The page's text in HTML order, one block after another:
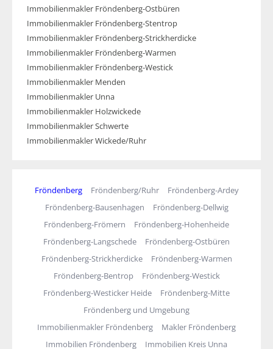
Immobilienmakler Fröndenberg-Ostbüren
Immobilienmakler Fröndenberg-Stentrop
Immobilienmakler Fröndenberg-Strickherdicke
Immobilienmakler Fröndenberg-Warmen
Immobilienmakler Fröndenberg-Westick
Immobilienmakler Menden
Immobilienmakler Unna
Immobilienmakler Holzwickede
Immobilienmakler Schwerte
Immobilienmakler Wickede/Ruhr
Fröndenberg Fröndenberg/Ruhr
Fröndenberg-Ardey
Fröndenberg-Bausenhagen
Fröndenberg-Dellwig
Fröndenberg-Frömern
Fröndenberg-Hohenheide
Fröndenberg-Langschede
Fröndenberg-Ostbüren
Fröndenberg-Strickherdicke
Fröndenberg-Warmen
Fröndenberg-Bentrop
Fröndenberg-Westick
Fröndenberg-Westicker Heide
Fröndenberg-Mitte
Fröndenberg und Umgebung
Immobilienmakler Fröndenberg
Makler Fröndenberg
Immobilien Fröndenberg
Immobilien Kreis Unna